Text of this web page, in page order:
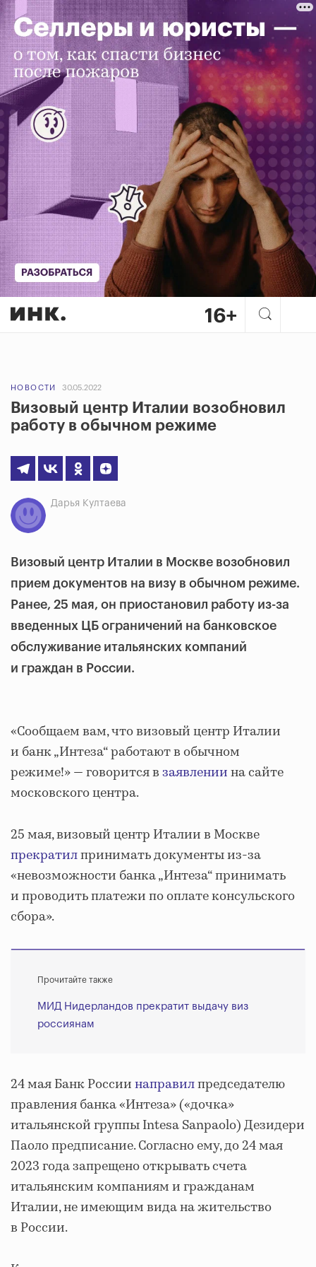
НОВОСТИ 30.05.2022
Визовый центр Италии возобновил
работу в обычном режиме
Дарья Култаева
Визовый центр Италии в Москве возобновил
прием документов на визу в обычном режиме.
Ранее, 25 мая, он приостановил работу из-за
введенных ЦБ ограничений на банковское
обслуживание итальянских компаний
и граждан в России.
«Сообщаем вам, что визовый центр Италии
и банк „Интеза“ работают в обычном
режиме!» — говорится взаявлениина сайте
московского центра.
25 мая, визовый центр Италии в Москве
прекратилпринимать документы из-за
«невозможности банка „Интеза“ принимать
и проводить платежи по оплате консульского
сбора».
Прочитайте также
МИД Нидерландов прекратит выдачу виз
россиянам
24 мая Банк Россиинаправилпредседателю
правления банка «Интеза» («дочка»
итальянской группы Intesa Sanpaolo) Дезидери
Паоло предписание. Согласно ему, до 24 мая
2023 года запрещено открывать счета
итальянским компаниям и гражданам
Италии, не имеющим вида на жительство
в России.